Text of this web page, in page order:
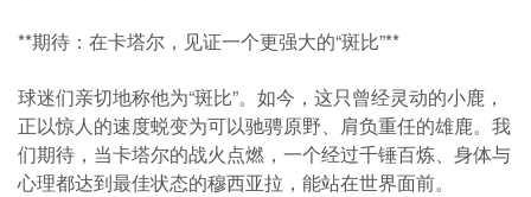
**期待：在卡塔尔，见证一个更强大的“斑比”**
球迷们亲切地称他为“斑比”。如今，这只曾经灵动的小鹿，
正以惊人的速度蜕变为可以驰骋原野、肩负重任的雄鹿。我
们期待，当卡塔尔的战火点燃，一个经过千锤百炼、身体与
心理都达到最佳状态的穆西亚拉，能站在世界面前。